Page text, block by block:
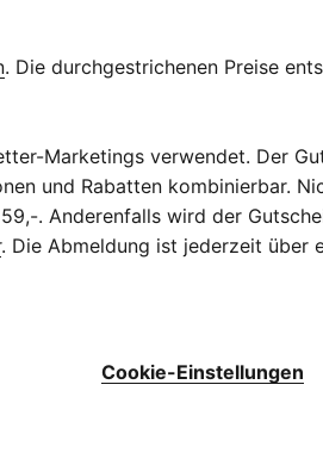
. Die durchgestrichenen Preise
Marketings verwendet. Der
und Rabatten kombinierbar.
. Anderenfalls wird der
. Die Abmeldung ist jederzeit über
Cookie-Einstellungen